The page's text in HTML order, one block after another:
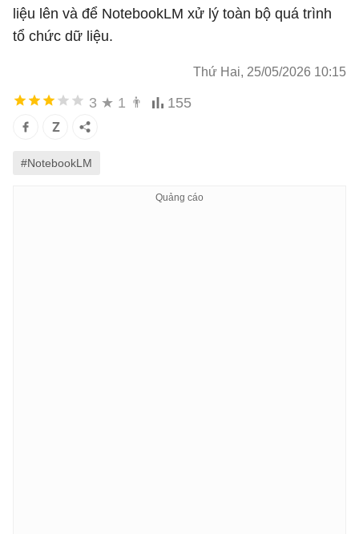
liệu lên và để NotebookLM xử lý toàn bộ quá trình
tổ chức dữ liệu.
Thứ Hai, 25/05/2026 10:15
3 ★ 1 👨 155
#NotebookLM